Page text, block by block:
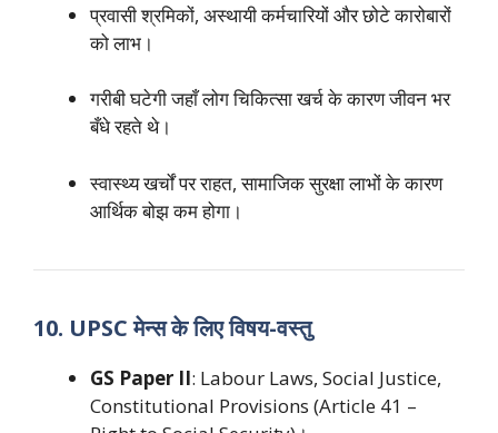
प्रवासी श्रमिकों, अस्थायी कर्मचारियों और छोटे कारोबारों
को लाभ।
गरीबी घटेगी जहाँ लोग चिकित्सा खर्च के कारण जीवन भर
बँधे रहते थे।
स्वास्थ्य खर्चों पर राहत, सामाजिक सुरक्षा लाभों के कारण
आर्थिक बोझ कम होगा।
10. UPSC मेन्स के लिए विषय-वस्तु
GS Paper II: Labour Laws, Social Justice,
Constitutional Provisions (Article 41 –